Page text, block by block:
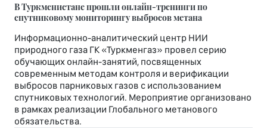
В Туркменистане прошли онлайн-тренинги по
спутниковому мониторингу выбросов метана
Информационно-аналитический центр НИИ
природного газа ГК «Туркменгаз» провел серию
обучающих онлайн-занятий, посвященных
современным методам контроля и верификации
выбросов парниковых газов с использованием
спутниковых технологий. Мероприятие организовано
в рамках реализации Глобального метанового
обязательства.